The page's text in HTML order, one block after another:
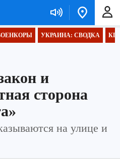
УКРАИНА: СВОДКА КП
и
сторона
на улице и